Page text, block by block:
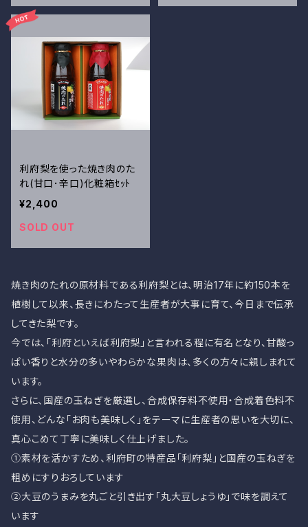
利府梨を使った焼き肉のた
れ(甘口･辛口)化粧箱ｾｯﾄ
¥2,400
SOLD OUT
焼き肉のたれの原材料である利府梨とは、明治17年に約150本を
植樹して以来、長きにわたって生産者が大事に育て、今日まで伝承
してきた梨です。
今では、「利府といえば利府梨」と言われる程に有名となり、甘酸っ
ぱい香りと水分の多いやわらかな果肉は、多くの方々に親しまれて
います。
さらに、国産の玉ねぎを厳選し、合成保存料不使用・合成着色料不
使用、どんな「お肉も美味しく」をテーマに生産者の思いを大切に、
真心こめて丁寧に美味しく仕上げました。
①素材を活かすため、利府町の特産品「利府梨」と国産の玉ねぎを
粗めにすりおろしています
②大豆のうまみを丸ごと引き出す「丸大豆しょうゆ」で味を調えて
います